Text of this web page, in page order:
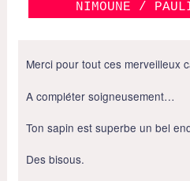
NIMOUNE /
Merci pour tout ces merveilleux
A compléter soigneusement…
Ton sapin est superbe un bel
Des bisous.